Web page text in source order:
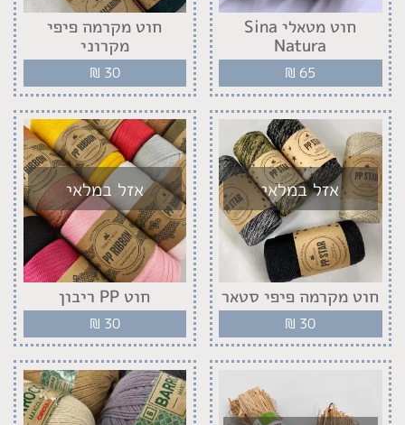
חוט מטאלי Sina
Natura
₪ 65
חוט מקרמה פיפי
מקרוני
₪ 30
אזל במלאי
חוט מקרמה פיפי סטאר
₪ 30
אזל במלאי
חוט PP ריבון
₪ 30